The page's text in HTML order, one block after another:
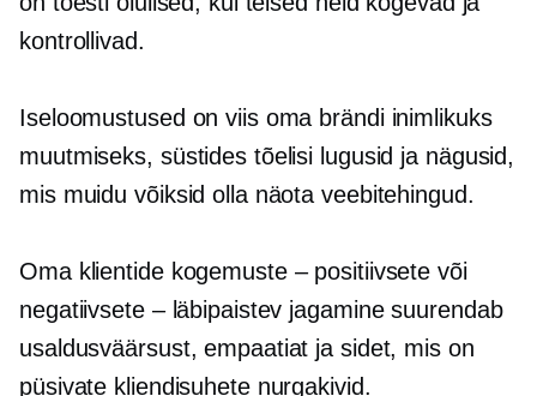
kontrollivad.
Iseloomustused on viis oma brändi inimlikuks
muutmiseks, süstides tõelisi lugusid ja nägusid,
mis muidu võiksid olla näota veebitehingud.
Oma klientide kogemuste – positiivsete või
negatiivsete – läbipaistev jagamine suurendab
usaldusväärsust, empaatiat ja sidet, mis on
püsivate kliendisuhete nurgakivid.